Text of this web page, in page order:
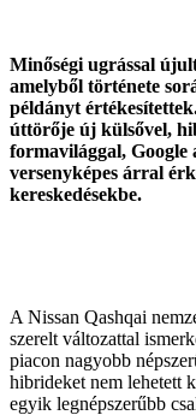
Minőségi ugrással
amelyből története
példányt
úttörője új külsővel,
formavilággal, Google
versenyképes árral
kereskedésekbe.
A Nissan Qashqai
szerelt változattal
piacon nagyobb
hibrideket nem lehetett
egyik legnépszerűbb